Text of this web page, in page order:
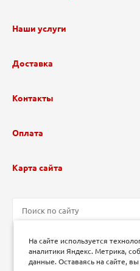
Наши услуги
Доставка
Контакты
Оплата
Карта сайта
На сайте используется
аналитики Яндекс. Метрика,
данные. Оставаясь на сайте,